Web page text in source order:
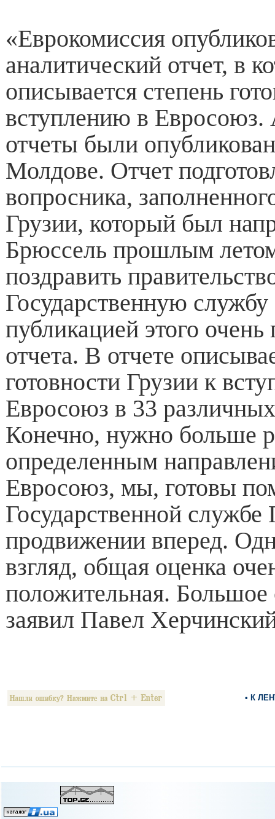
«Еврокомиссия
аналитический отчет, в
описывается степень
вступлению в Евросоюз.
отчеты были
Молдове. Отчет
вопросника,
Грузии, который был
Брюссель прошлым
поздравить
Государственную службу
публикацией этого очень
отчета. В отчете
готовности Грузии к
Евросоюз в 33
Конечно, нужно больше
определенным
Евросоюз, мы, готовы
Государственной службе
продвижении вперед.
взгляд, общая оценка
положительная.
заявил Павел
• К